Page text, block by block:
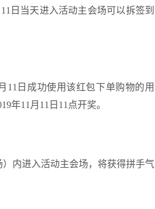
日当天进入活动主会场可以拆签到
11日成功使用该红包下单购物的用
年11月11日11点开奖。
）内进入活动主会场，将获得拼手气